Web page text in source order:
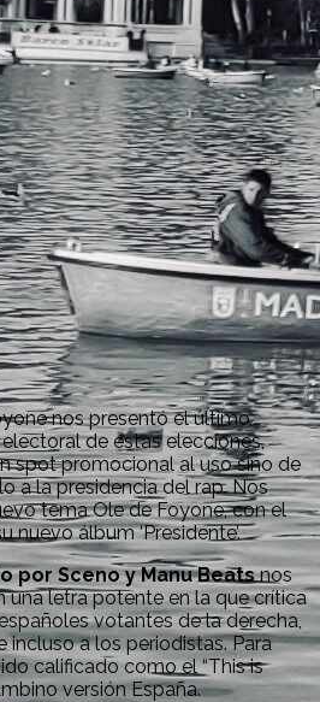
nos presentó el último
de estas elecciones,
spot promocional al uso sino de
a la presidencia del rap. Nos
tema Ole de Foyone, con el
nuevo álbum ‘Presidente’.
por Sceno y Manu Beatsnos
una letra potente en la que crítica
votantes de la derecha,
a los periodistas. Para
calificado como el “This is
versión España.